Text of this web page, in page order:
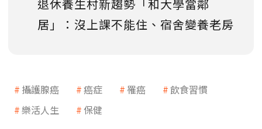
退休養生村新趨勢「和大學當鄰
居」：沒上課不能住、宿舍變養老房
攝護腺癌 癌症 罹癌
飲食習慣
樂活人生
保健